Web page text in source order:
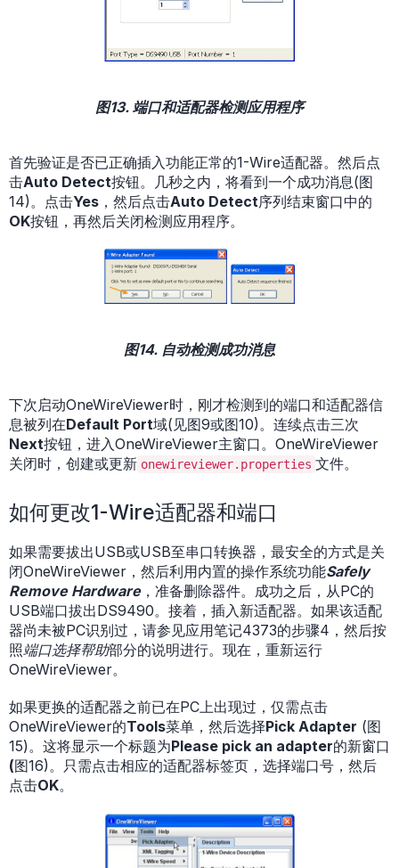
图13. 端口和适配器检测应用程序
首先验证是否已正确插入功能正常的1-Wire适配器。然后点
击Auto Detect按钮。几秒之内，将看到一个成功消息(图
14)。点击Yes ，然后点击Auto Detect序列结束窗口中的
OK按钮，再然后关闭检测应用程序。
图14. 自动检测成功消息
下次启动OneWireViewer时，刚才检测到的端口和适配器信
息被列在Default Port域(见图9或图10)。连续点击三次
Next按钮，进入OneWireViewer主窗口。OneWireViewer
关闭时，创建或更新 onewireviewer.properties 文件。
如何更改1-Wire适配器和端口
如果需要拔出USB或USB至串口转换器，最安全的方式是关
闭OneWireViewer，然后利用内置的操作系统功能Safely
Remove Hardware，准备删除器件。成功之后，从PC的
USB端口拔出DS9490。接着，插入新适配器。如果该适配
器尚未被PC识别过，请参见应用笔记4373的步骤4，然后按
照端口选择帮助部分的说明进行。现在，重新运行
OneWireViewer。
如果更换的适配器之前已在PC上出现过，仅需点击
OneWireViewer的Tools菜单，然后选择Pick Adapter (图
15)。这将显示一个标题为Please pick an adapter的新窗口
(图16)。只需点击相应的适配器标签页，选择端口号，然后
点击OK。